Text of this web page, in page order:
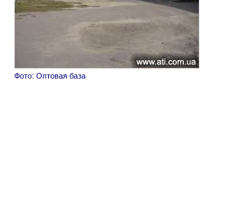
Фото: Оптовая база